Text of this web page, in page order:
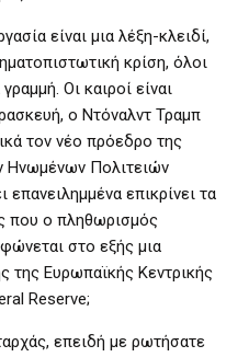
είναι μια λέξη-κλειδί,
κρίση, όλοι
Οι καιροί είναι
ο Ντόναλντ Τραμπ
τον νέο πρόεδρο της
Ηνωμένων Πολιτειών
επικρίνει τα
που ο πληθωρισμός
στο εξής μια
της Ευρωπαϊκής Κεντρικής
Reserve;
επειδή με ρωτήσατε